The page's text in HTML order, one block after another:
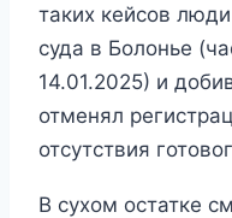
таких кейсов
суда в Болонье
14.01.2025) и
отменял
отсутствия
В сухом остатке